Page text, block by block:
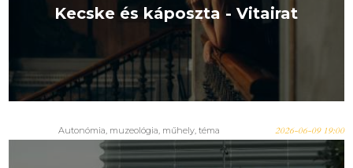
Kecske és káposzta - Vitairat
Autonómia, muzeológia, műhely, téma 2026-06-09 19:00